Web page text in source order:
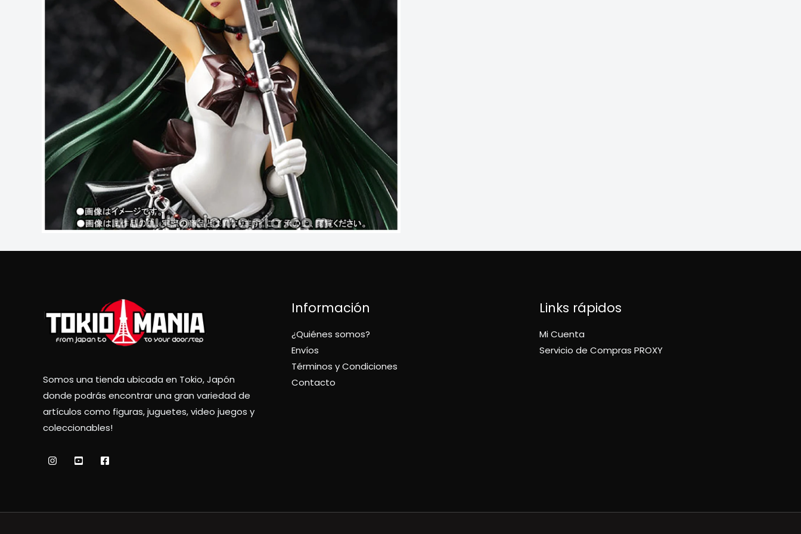
Somos una tienda ubicada en Tokio, Japón
donde podrás encontrar una gran variedad de
artículos como figuras, juguetes, video juegos y
coleccionables!
Información
¿Quiénes somos?
Envíos
Términos y Condiciones
Contacto
Links rápidos
Mi Cuenta
Servicio de Compras PROXY